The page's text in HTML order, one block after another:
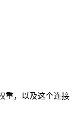
重，以及这个连接